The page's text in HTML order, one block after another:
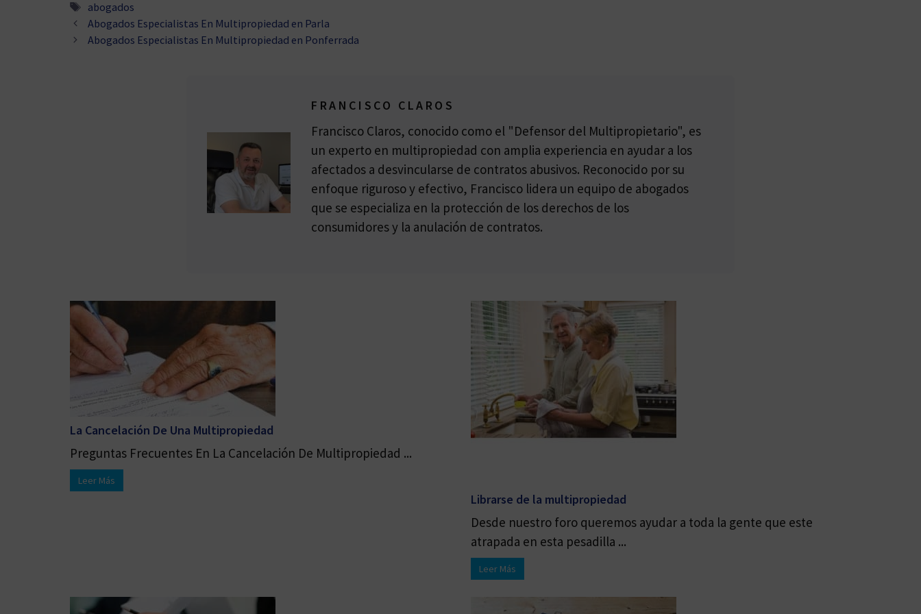
Etiquetas
abogados
Abogados Especialistas En Multipropiedad en Parla
Abogados Especialistas En Multipropiedad en Ponferrada
FRANCISCO CLAROS
Francisco Claros, conocido como el "Defensor del Multipropietario", es
un experto en multipropiedad con amplia experiencia en ayudar a los
afectados a desvincularse de contratos abusivos. Reconocido por su
enfoque riguroso y efectivo, Francisco lidera un equipo de abogados
que se especializa en la protección de los derechos de los
consumidores y la anulación de contratos.
La Cancelación De Una Multipropiedad
Preguntas Frecuentes En La Cancelación De Multipropiedad ...
Leer Más
Librarse de la multipropiedad
Desde nuestro foro queremos ayudar a toda la gente que este
atrapada en esta pesadilla ...
Leer Más